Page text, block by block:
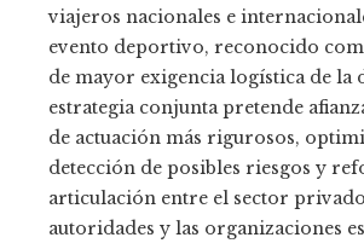
viajeros nacionales e
evento deportivo, reconocido
de mayor exigencia logística de la
estrategia conjunta pretende
de actuación más rigurosos,
detección de posibles riesgos y
articulación entre el sector
autoridades y las organizaciones